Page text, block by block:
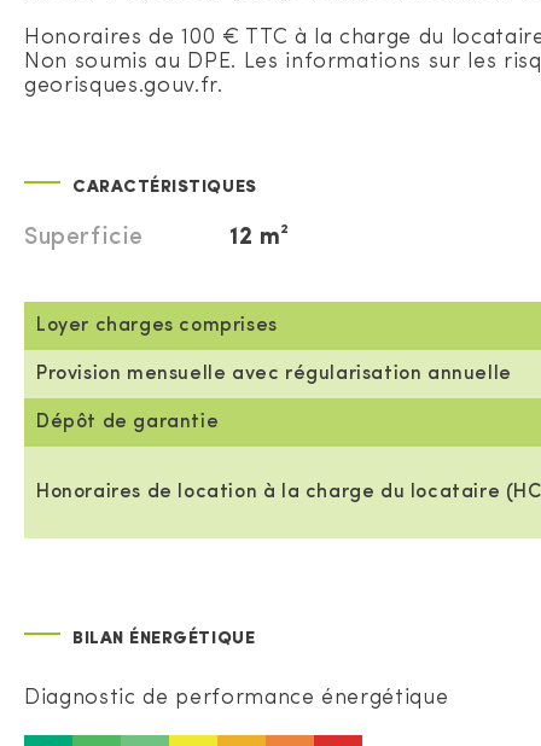
Honoraires de 100 € TTC à la charge du
Non soumis au DPE. Les informations sur les
georisques.gouv.fr.
CARACTÉRISTIQUES
Superficie 12 m²
Loyer charges comprises
Provision mensuelle avec régularisation annuelle
Dépôt de garantie
Honoraires de location à la charge du locataire
BILAN ÉNERGÉTIQUE
Diagnostic de performance énergétique